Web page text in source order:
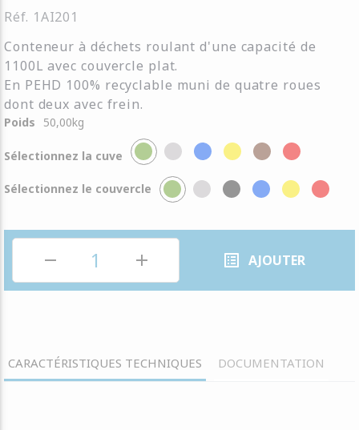
Réf. 1AI201
Conteneur à déchets roulant d'une capacité de
1100L avec couvercle plat.
En PEHD 100% recyclable muni de quatre roues
dont deux avec frein.
Poids 50,00kg
Sélectionnez la cuve
Sélectionnez le couvercle
remove add list_alt AJOUTER
CARACTÉRISTIQUES TECHNIQUES DOCUMENTATION